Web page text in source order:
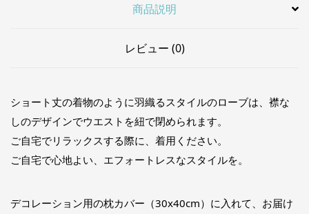
商品説明
レビュー (0)
ショート丈の着物のように羽織るスタイルのローブは、襟な
しのデザインでウエストを紐で閉められます。
ご自宅でリラックスする際に、着用ください。
ご自宅で心地よい、エフォートレスなスタイルを。
デコレーション用の枕カバー（30x40cm）に入れて、お届け